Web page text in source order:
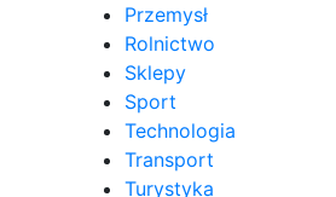
Przemysł
Rolnictwo
Sklepy
Sport
Technologia
Transport
Turystyka